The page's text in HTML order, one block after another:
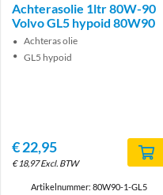
Achterasolie 1ltr 80W-90
Volvo GL5 hypoid 80W90
Achteras olie
GL5 hypoid
€22,95
€18,97 Excl. BTW
Artikelnummer: 80W90-1-GL5